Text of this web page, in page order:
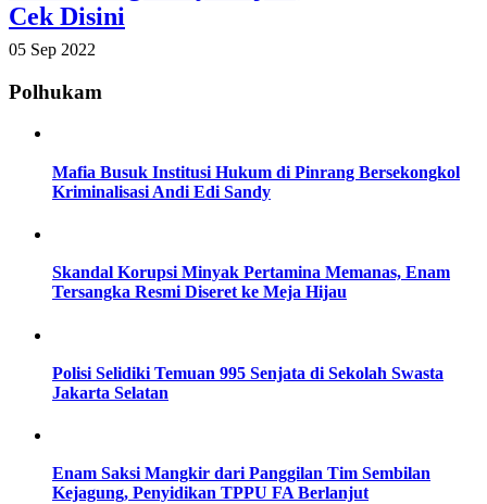
Cek Disini
05 Sep 2022
Polhukam
Mafia Busuk Institusi Hukum di Pinrang Bersekongkol
Kriminalisasi Andi Edi Sandy
Skandal Korupsi Minyak Pertamina Memanas, Enam
Tersangka Resmi Diseret ke Meja Hijau
Polisi Selidiki Temuan 995 Senjata di Sekolah Swasta
Jakarta Selatan
Enam Saksi Mangkir dari Panggilan Tim Sembilan
Kejagung, Penyidikan TPPU FA Berlanjut